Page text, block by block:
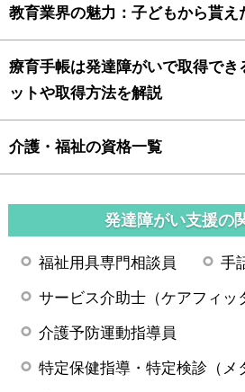
教育業界の魅力：子どもから貰え
療育手帳は発達障がいで取得でき
ットや取得方法を解説
介護・福祉の資格一覧
発達障がい支援の
福祉用具専門相談員 手
サービス介助士（ケアフィッ
介護予防運動指導員
特定保健指導・特定検診（メ